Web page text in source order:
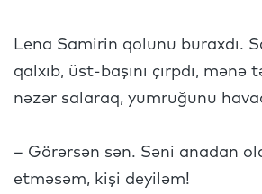
Lena Samirin qolunu buraxdı.
qalxıb, üst-başını çırpdı,
nəzər salaraq, yumruğunu
– Görərsən sən. Səni anadan
etməsəm, kişi deyiləm!